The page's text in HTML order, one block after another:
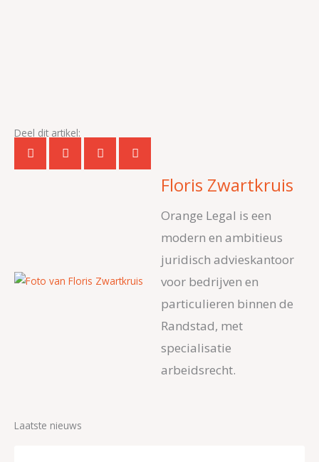
Deel dit artikel:
Floris Zwartkruis
Orange Legal is een
modern en ambitieus
juridisch advieskantoor
voor bedrijven en
particulieren binnen de
Randstad, met
specialisatie
arbeidsrecht.
Laatste nieuws